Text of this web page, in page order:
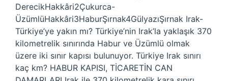
DerecikHakkâri2Çukurca-
ÜzümlüHakkâri3HaburŞırnak4GülyazıŞırnak Irak-
Türkiye’ye yakın mı? Türkiye’nin Irak’la yaklaşık 370
kilometrelik sınırında Habur ve Üzümlü olmak
üzere iki sınır kapısı bulunuyor. Türkiye Irak sınırı
kaç km? HABUR KAPISI, TİCARETİN CAN